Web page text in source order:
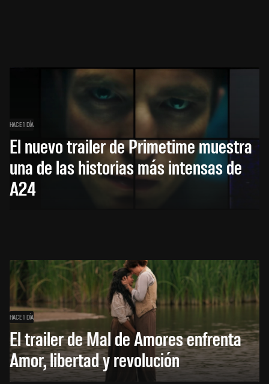
HACE 1 DÍA
El nuevo trailer de Primetime muestra
una de las historias más intensas de
A24
HACE 1 DÍA
El trailer de Mal de Amores enfrenta
Amor, libertad y revolución